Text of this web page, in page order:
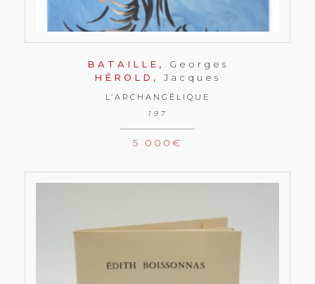
BATAILLE, Georges
HÉROLD, Jacques
L’ARCHANGÉLIQUE
197
5 000 €